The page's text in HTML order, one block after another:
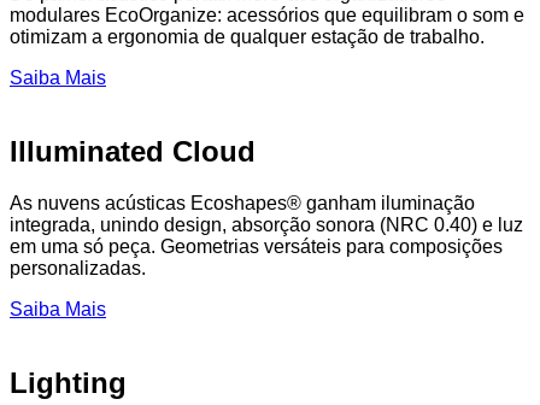
modulares EcoOrganize: acessórios que equilibram o som e
otimizam a ergonomia de qualquer estação de trabalho.
Saiba Mais
Illuminated Cloud
As nuvens acústicas Ecoshapes® ganham iluminação
integrada, unindo design, absorção sonora (NRC 0.40) e luz
em uma só peça. Geometrias versáteis para composições
personalizadas.
Saiba Mais
Lighting